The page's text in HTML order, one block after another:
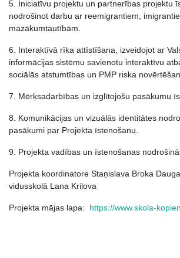
5. Iniciatīvu projektu un partnerības projektu
nodrošinot darbu ar reemigrantiem,
mazākumtautībām.
6. Interaktīvā rīka attīstīšana, izveidojot ar
informācijas sistēmu savienotu interaktīvu
sociālās atstumtības un PMP riska
7. Mērķsadarbības un izglītojošu pasākumu
8. Komunikācijas un vizuālās identitātes
pasākumi par Projekta īstenošanu.
9. Projekta vadības un īstenošanas
Projekta koordinatore Staņislava Broka
vidusskolā Lana Krilova
Projekta mājas lapa: https://www.skola-